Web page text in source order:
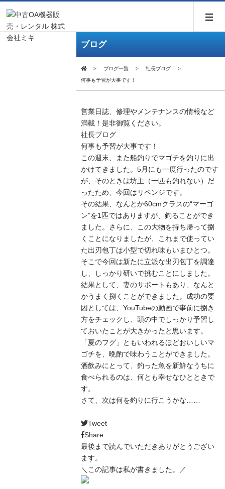
ブログ
ブログ一覧 社長ブログ
何事も予習が大事です！
営業日誌、修理やメンテナンスの情報など
満載！是非御覧ください。
社長ブログ
何事も予習が大事です！
この週末、また船釣りでマゴチを釣りに出
かけてきました。5月にも一度行ったのです
が、そのときは坊主（一匹も釣れない）だ
ったため、今回はリベンジです。
その結果、なんとか60cmクラスの“マーゴ
ン”を1匹ではありますが、釣ることができ
ました。さらに、この大物を持ち帰って捌
くことになりましたが、これまで使ってい
た出刃包丁は小型で切れ味もいまひとつ。
そこで今回は新たに立派な出刃包丁を調達
し、しっかり研いで挑むことにしました。
結果として、妻のサポートもあり、なんと
かうまく捌くことができました。成功の要
因としては、YouTubeの動画で事前に捌き
方をチェックし、頭の中でしっかり予習し
ておいたことが大きかったと思います。
「夏のフグ」ともいわれるほどおいしいマ
ゴチを、晩酌で味わうことができました。
酒飲みにとって、釣った魚を新鮮なうちに
食べられるのは、何とも幸せなひとときで
す。
さて、次は何を釣りに行こうかな……
Tweet
Share
最後まで読んでいただきありがとうござい
ます。
＼この記事は私が書きました。／